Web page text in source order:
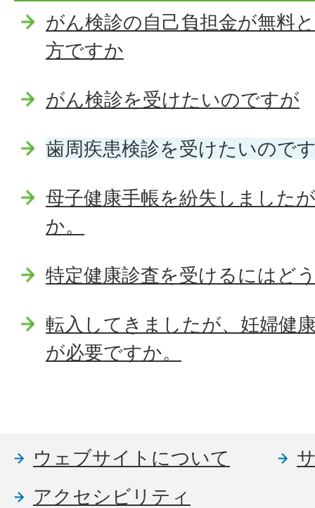
がん検診の自己負担金が無料
方ですか
がん検診を受けたいのですが
歯周疾患検診を受けたいので
母子健康手帳を紛失しました
か。
特定健康診査を受けるにはど
転入してきましたが、妊婦健
が必要ですか。
ウェブサイトについて
アクセシビリティ